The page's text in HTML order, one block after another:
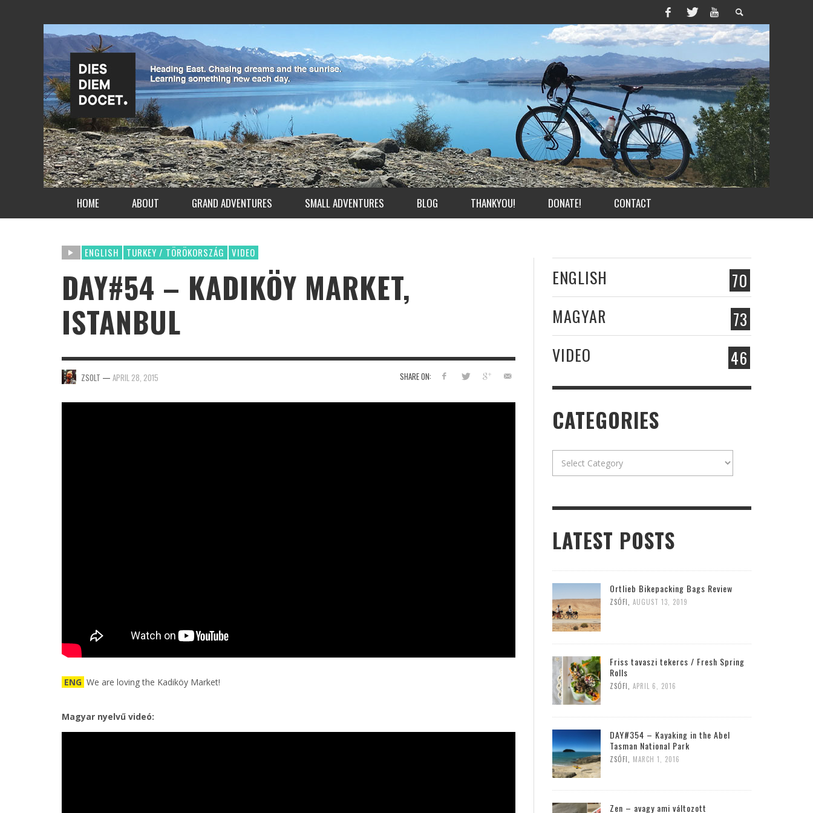
HOME ABOUT GRAND ADVENTURES SMALL ADVENTURES BLOG THANKYOU! DONATE! CONTACT
ENGLISH TURKEY / TÖRÖKORSZÁG VIDEO
DAY#54 – KADIKÖY MARKET,
ISTANBUL
SHARE ON:
ZSOLT — APRIL 28, 2015
ENG We are loving the Kadiköy Market!
Magyar nyelvű videó:
70
ENGLISH
73
MAGYAR
46
VIDEO
CATEGORIES
LATEST POSTS
Ortlieb Bikepacking Bags Review
ZSÓFI AUGUST 13, 2019
Friss tavaszi tekercs / Fresh Spring
Rolls
ZSÓFI APRIL 6, 2016
DAY#354 – Kayaking in the Abel
Tasman National Park
ZSÓFI MARCH 1, 2016
Zen – avagy ami változott